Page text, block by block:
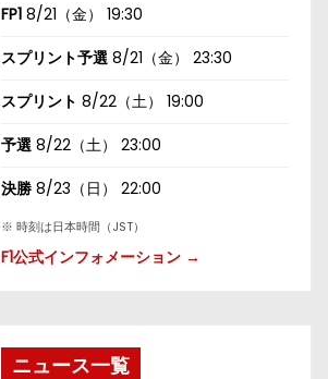
FP1 8/21（金） 19:30
スプリント予選 8/21（金） 23:30
スプリント 8/22（土） 19:00
予選 8/22（土） 23:00
決勝 8/23（日） 22:00
※ 時刻は日本時間（JST）
F1公式インフォメーション →
ニュース一覧